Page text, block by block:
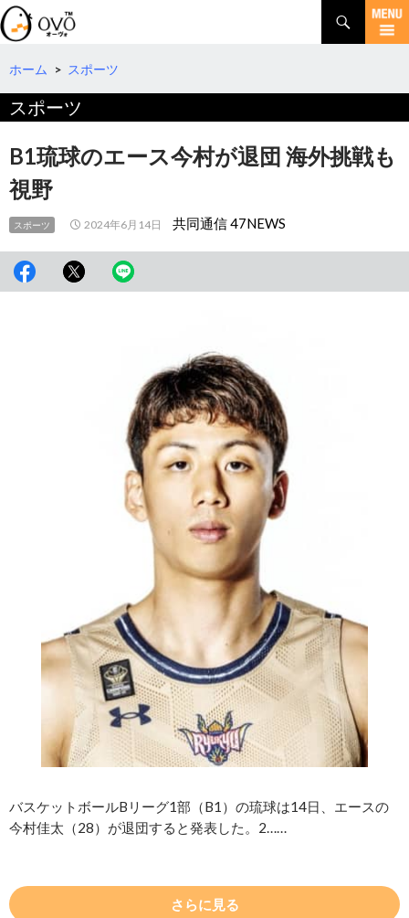
検
索
コ
テ
へ
移
動
ホーム > スポーツ
スポーツ
B1琉球のエース今村が退団 海外挑戦も
視野
スポーツ 2024年6月14日 共同通信 47NEWS
バスケットボールBリーグ1部（B1）の琉球は14日、エースの
今村佳太（28）が退団すると発表した。2……
さらに見る